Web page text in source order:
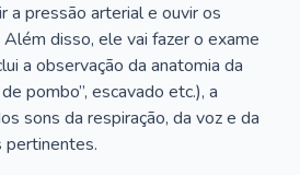
a pressão arterial e ouvir os
disso, ele vai fazer o exame
a observação da anatomia da
pombo”, escavado etc.), a
sons da respiração, da voz e da